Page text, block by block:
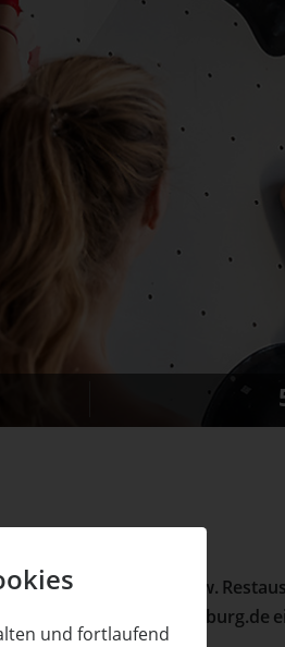
und fortlaufend
Eine Bar- bzw.
www.boulderwelt-hamburg.de